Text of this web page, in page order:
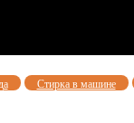
Стирка в машине